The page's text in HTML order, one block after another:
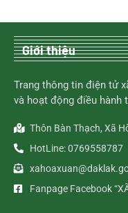
Giới thiệu
Trang thông tin điện tử
và hoạt động điều hành
Thôn Bàn Thạch, Xã
HotLine: 0769558787
Fanpage Facebook